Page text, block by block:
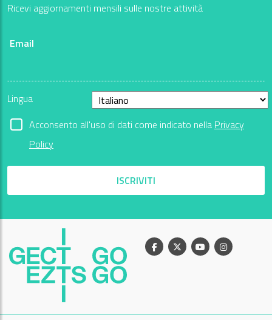
Ricevi aggiornamenti mensili sulle nostre attività
Email
Lingua
Acconsento all'uso di dati come indicato nella Privacy
Policy
ISCRIVITI
Facebook
X YoutubeInstagram